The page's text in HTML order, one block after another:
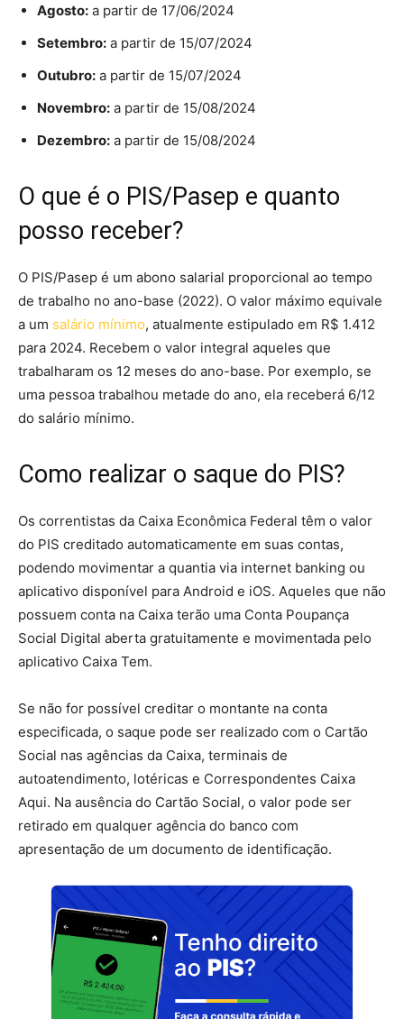
Agosto: a partir de 17/06/2024
Setembro: a partir de 15/07/2024
Outubro: a partir de 15/07/2024
Novembro: a partir de 15/08/2024
Dezembro: a partir de 15/08/2024
O que é o PIS/Pasep e quanto
posso receber?
O PIS/Pasep é um abono salarial proporcional ao tempo
de trabalho no ano-base (2022). O valor máximo equivale
a um salário mínimo, atualmente estipulado em R$ 1.412
para 2024. Recebem o valor integral aqueles que
trabalharam os 12 meses do ano-base. Por exemplo, se
uma pessoa trabalhou metade do ano, ela receberá 6/12
do salário mínimo.
Como realizar o saque do PIS?
Os correntistas da Caixa Econômica Federal têm o valor
do PIS creditado automaticamente em suas contas,
podendo movimentar a quantia via internet banking ou
aplicativo disponível para Android e iOS. Aqueles que não
possuem conta na Caixa terão uma Conta Poupança
Social Digital aberta gratuitamente e movimentada pelo
aplicativo Caixa Tem.
Se não for possível creditar o montante na conta
especificada, o saque pode ser realizado com o Cartão
Social nas agências da Caixa, terminais de
autoatendimento, lotéricas e Correspondentes Caixa
Aqui. Na ausência do Cartão Social, o valor pode ser
retirado em qualquer agência do banco com
apresentação de um documento de identificação.